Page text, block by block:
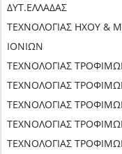
ΔΥΤ.ΕΛΛΑΔΑΣ
ΤΕΧΝΟΛΟΓΙΑΣ ΗΧΟΥ &
ΙΟΝΙΩΝ
ΤΕΧΝΟΛΟΓΙΑΣ
ΤΕΧΝΟΛΟΓΙΑΣ
ΤΕΧΝΟΛΟΓΙΑΣ
ΤΕΧΝΟΛΟΓΙΑΣ
ΤΕΧΝΟΛΟΓΙΑΣ